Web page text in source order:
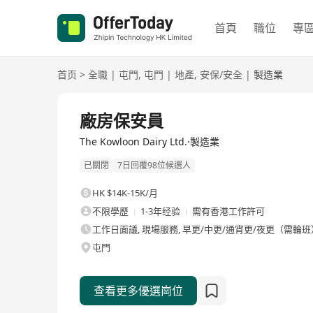
首頁 職位 專
首页 > 全職 | 屯門, 屯門 | 地產, 安保/安全 | 製造業
廠房保安員
The Kowloon Dairy Ltd.·製造業
已關閉 7日回覆98位候選人
HK $14K-15K/月
不限學歷
1-3年经验
需有香港工作許可
工作日面議, 現場服務, 早更/中更/通宵更/夜更（需輪班
屯門
查看更多優選崗位